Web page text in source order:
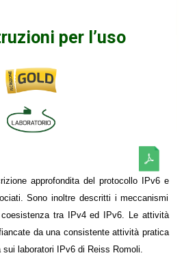
per l’uso
approfondita del protocollo IPv6 e
Sono inoltre descritti i meccanismi
tra IPv4 ed IPv6. Le attività
da una consistente attività pratica
laboratori IPv6 di Reiss Romoli.